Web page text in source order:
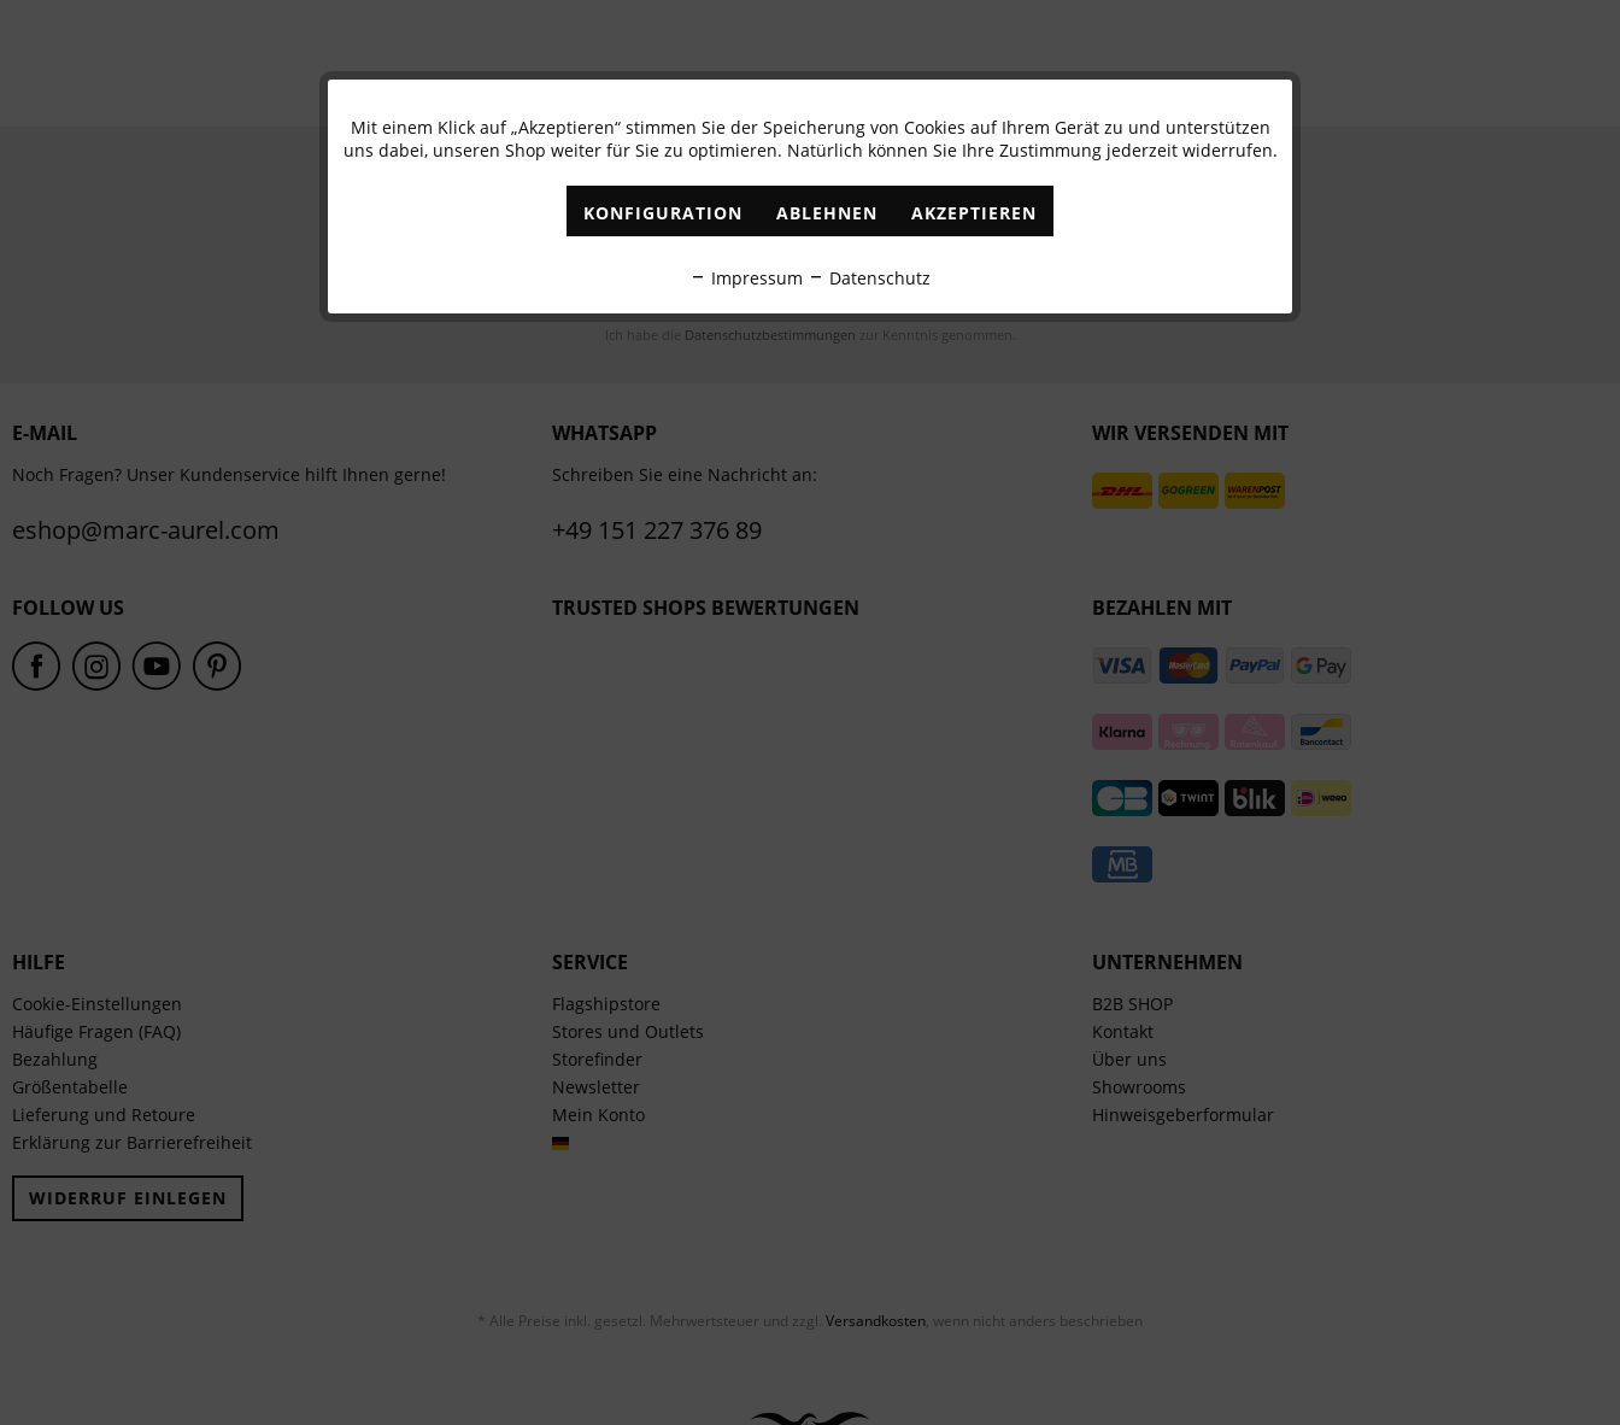
✓ Exklusive Angebote ✓ Die aktuellsten Trends
Ich habe die Datenschutzbestimmungen zur Kenntnis genommen.
E-MAIL
Noch Fragen? Unser Kundenservice hilft Ihnen gerne!
eshop@marc-aurel.com
WHATSAPP
Schreiben Sie eine Nachricht an:
+49 151 227 376 89
WIR VERSENDEN MIT
FOLLOW US TRUSTED SHOPS BEWERTUNGEN BEZAHLEN MIT
HILFE
Cookie-Einstellungen
Häufige Fragen (FAQ)
Bezahlung
Größentabelle
Lieferung und Retoure
Erklärung zur Barrierefreiheit
WIDERRUF EINLEGEN
SERVICE
Flagshipstore
Stores und Outlets
Storefinder
Newsletter
Mein Konto
UNTERNEHMEN
B2B SHOP
Kontakt
Über uns
Showrooms
Hinweisgeberformular
* Alle Preise inkl. gesetzl. Mehrwertsteuer und zzgl. Versandkosten, wenn nicht anders beschrieben
Funktionale Aktiv
Inaktiv
Mit einem Klick auf „Akzeptieren“ stimmen Sie der Speicherung von Cookies auf Ihrem Gerät zu und unterstützen
uns dabei, unseren Shop weiter für Sie zu optimieren. Natürlich können Sie Ihre Zustimmung jederzeit widerrufen.
KONFIGURATION ABLEHNEN AKZEPTIEREN
Impressum Datenschutz